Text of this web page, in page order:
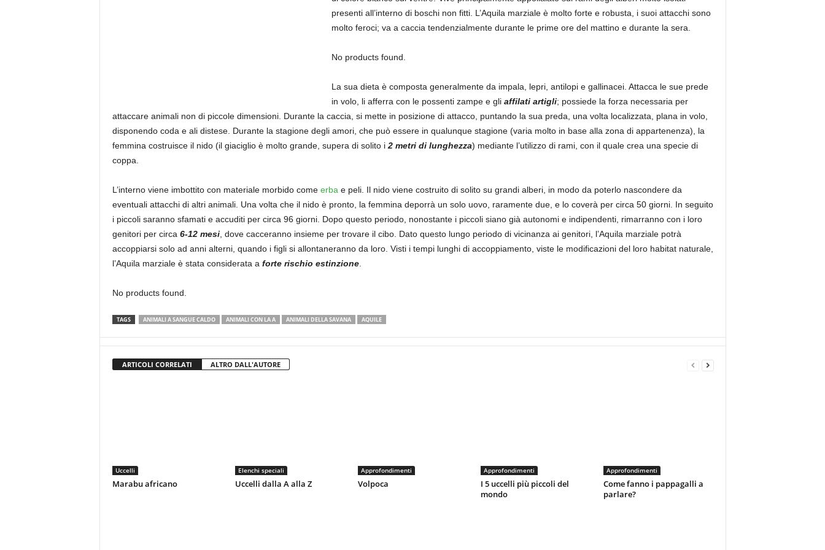
presenti all’interno di boschi non fitti. L’Aquila marziale è molto forte e robusta, i suoi attacchi sono
molto feroci; va a caccia tendenzialmente durante le prime ore del mattino e durante la sera.
No products found.
La sua dieta è composta generalmente da impala, lepri, antilopi e gallinacei. Attacca le sue prede
in volo, li afferra con le possenti zampe e gli affilati artigli; possiede la forza necessaria per
attaccare animali non di piccole dimensioni. Durante la caccia, si mette in posizione di attacco, puntando la sua preda, una volta localizzata, plana in volo,
disponendo coda e ali distese. Durante la stagione degli amori, che può essere in qualunque stagione (varia molto in base alla zona di appartenenza), la
femmina costruisce il nido (il giaciglio è molto grande, supera di solito i 2 metri di lunghezza) mediante l’utilizzo di rami, con il quale crea una specie di
coppa.
L’interno viene imbottito con materiale morbido come erba e peli. Il nido viene costruito di solito su grandi alberi, in modo da poterlo nascondere da
eventuali attacchi di altri animali. Una volta che il nido è pronto, la femmina deporrà un solo uovo, raramente due, e lo coverà per circa 50 giorni. In seguito
i piccoli saranno sfamati e accuditi per circa 96 giorni. Dopo questo periodo, nonostante i piccoli siano già autonomi e indipendenti, rimarranno con i loro
genitori per circa 6-12 mesi, dove cacceranno insieme per trovare il cibo. Dato questo lungo periodo di vicinanza ai genitori, l’Aquila marziale potrà
accoppiarsi solo ad anni alterni, quando i figli si allontaneranno da loro. Visti i tempi lunghi di accoppiamento, viste le modificazioni del loro habitat naturale,
l’Aquila marziale è stata considerata a forte rischio estinzione.
No products found.
TAGS ANIMALI A SANGUE CALDO ANIMALI CON LA A ANIMALI DELLA SAVANA AQUILE
ARTICOLI CORRELATI ALTRO DALL'AUTORE
Uccelli
Marabu africano
Elenchi speciali
Uccelli dalla A alla Z
Approfondimenti
Volpoca
Approfondimenti
I 5 uccelli più piccoli del
mondo
Approfondimenti
Come fanno i pappagalli a
parlare?